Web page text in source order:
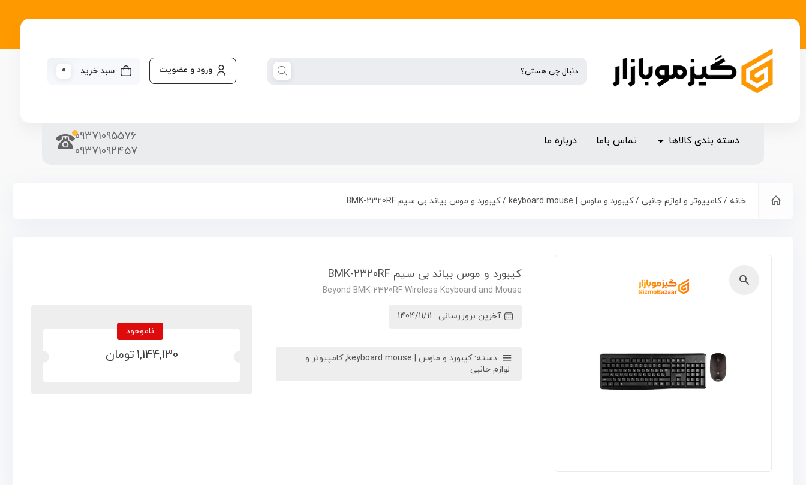
سبد خرید 0 ورود و عضویت
دسته بندی کالاها تماس باما درباره ما
09371095576
09371092457
خانه /کامپیوتر و لوازم جانبی /کیبورد و ماوس | keyboard mouse / کیبورد و موس بیاند بی سیم BMK-2320RF
کیبورد و موس بیاند بی سیم BMK-2320RF
Beyond BMK-2320RF Wireless Keyboard and Mouse
آخرین بروزرسانی : 1404/11/11
دسته:کیبورد و ماوس | keyboard mouse ,کامپیوتر و
لوازم جانبی
ناموجود
1,144,130 تومان